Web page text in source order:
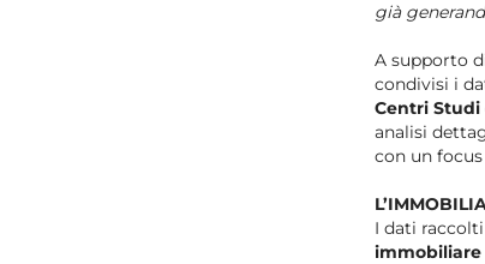
già
A supporto
condivisi i
Centri Studi
analisi
con un
I dati
immobiliare